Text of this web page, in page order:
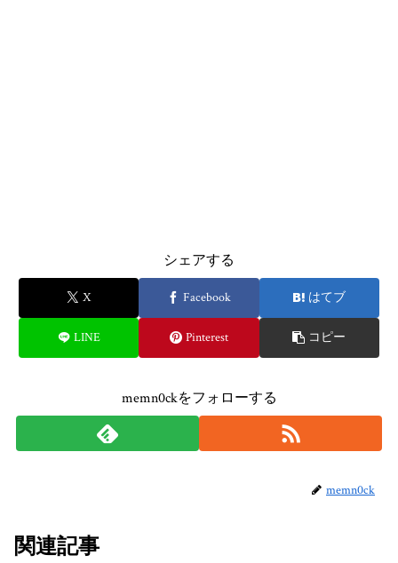
シェアする
X Facebook はてブ
LINE Pinterest コピー
memn0ckをフォローする
memn0ck
関連記事